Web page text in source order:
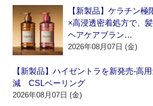
【新製品】ケラチン極
×高浸透密着処方で、
ヘアケアブラン…
2026年08月07日 (金)
【新製品】ハイゼントラを新発売‐高
減 CSLベーリング
2026年08月07日 (金)